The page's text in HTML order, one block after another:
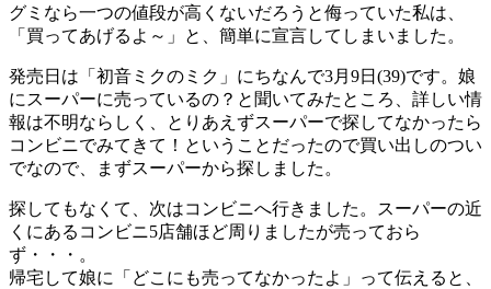
グミなら一つの値段が高くないだろうと侮っていた私は、
「買ってあげるよ～」と、簡単に宣言してしまいました。
発売日は「初音ミクのミク」にちなんで3月9日(39)です。娘
にスーパーに売っているの？と聞いてみたところ、詳しい情
報は不明ならしく、とりあえずスーパーで探してなかったら
コンビニでみてきて！ということだったので買い出しのつい
でなので、まずスーパーから探しました。
探してもなくて、次はコンビニへ行きました。スーパーの近
くにあるコンビニ5店舗ほど周りましたが売っておら
ず・・・。
帰宅して娘に「どこにも売ってなかったよ」って伝えると、